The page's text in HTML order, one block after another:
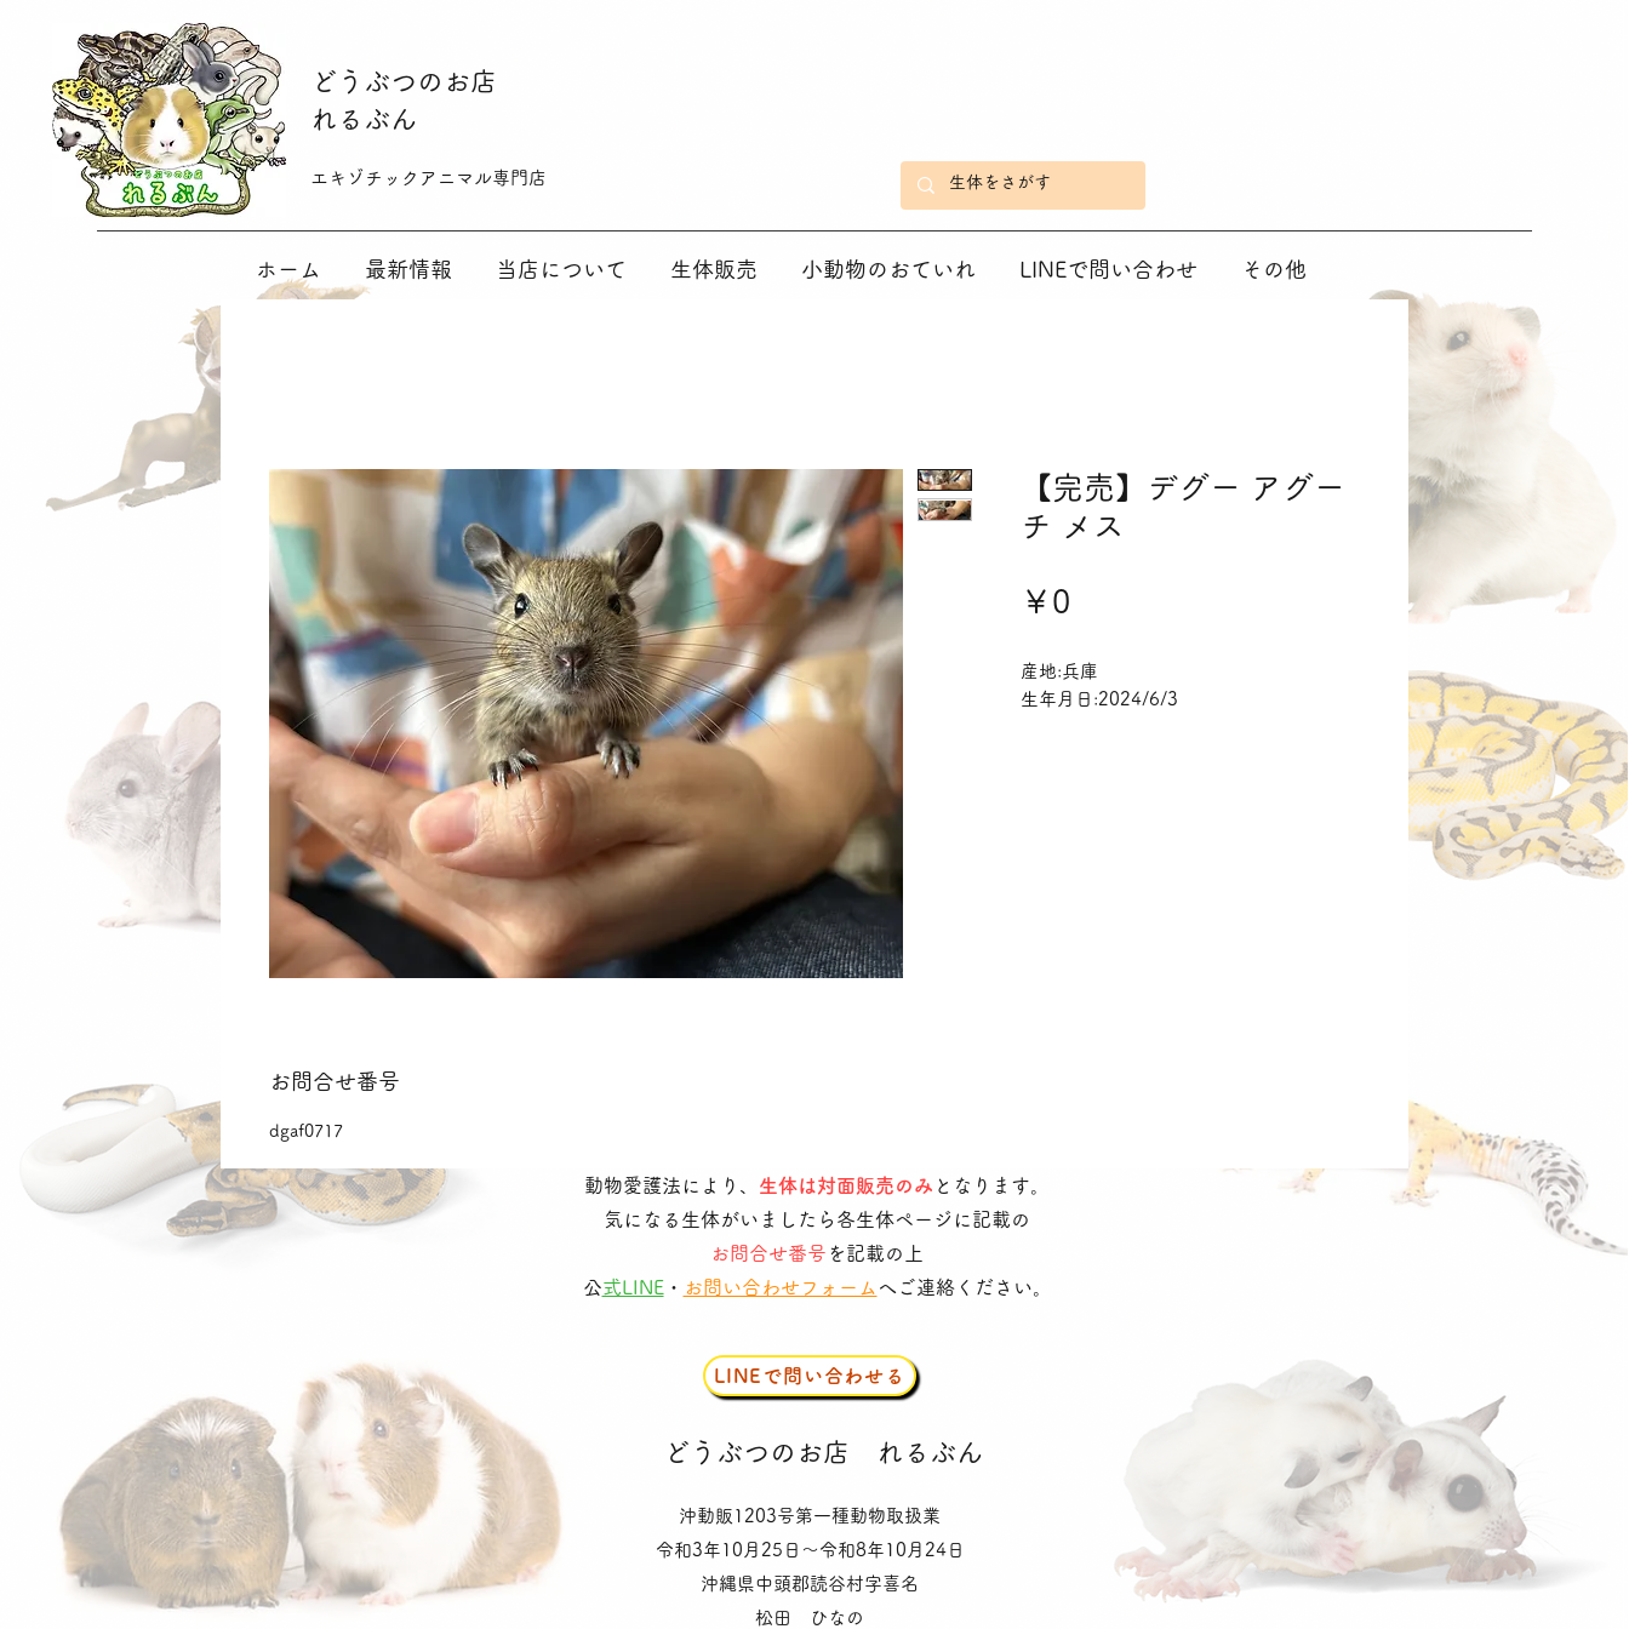
​どうぶつのお店
れるぶん
​​エキゾチックアニマル専門店
ホーム 最新情報 当店について 生体販売 小動物のおていれ LINEで問い合わせ その他
【完売】デグー アグー
チ メス
￥0
格
産地:兵庫
生年月日:2024/6/3
お問合せ番号
dgaf0717
動物愛護法により、 生体は対面販売のみ となります。
気になる生体がいましたら各生体ページに記載の
お問合せ番号 を記載の上
​公式LINE・ お問い合わせフォーム へご連絡ください。
LINEで問い合わせる
​どうぶつのお店 れるぶん
沖動販1203号第一種動物取扱業
令和3年10月25日〜令和8年10月24日
沖縄県中頭郡読谷村字喜名
松田 ひなの